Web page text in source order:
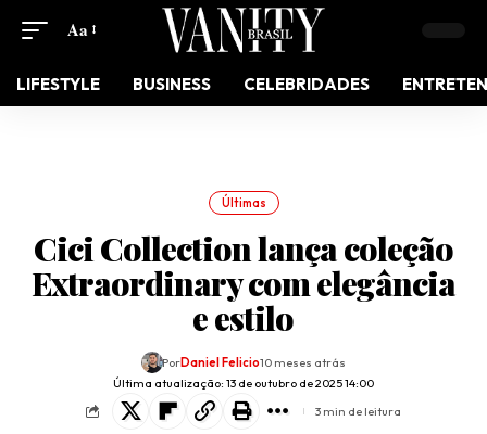
Aa
LIFESTYLE BUSINESS CELEBRIDADES
Últimas
Cici Collection lança coleção
Extraordinary com elegância
e estilo
Última atualização: 13 de outubro de 2025 14:00
PorDaniel Felicio10 meses atrás
3 min de leitura